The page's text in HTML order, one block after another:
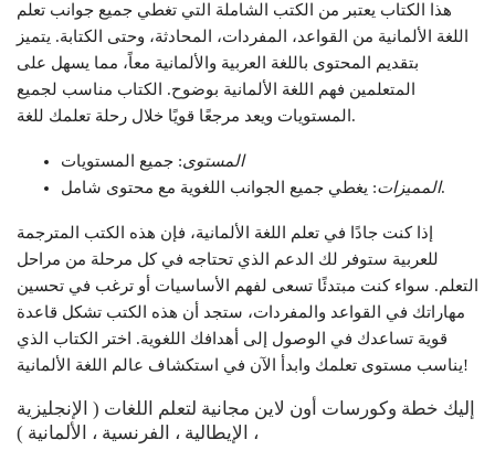
هذا الكتاب يعتبر من الكتب الشاملة التي تغطي جميع جوانب تعلم
اللغة الألمانية من القواعد، المفردات، المحادثة، وحتى الكتابة. يتميز
بتقديم المحتوى باللغة العربية والألمانية معاً، مما يسهل على
المتعلمين فهم اللغة الألمانية بوضوح. الكتاب مناسب لجميع
المستويات ويعد مرجعًا قويًا خلال رحلة تعلمك للغة.
المستوى: جميع المستويات
المميزات: يغطي جميع الجوانب اللغوية مع محتوى شامل.
إذا كنت جادًا في تعلم اللغة الألمانية، فإن هذه الكتب المترجمة
للعربية ستوفر لك الدعم الذي تحتاجه في كل مرحلة من مراحل
التعلم. سواء كنت مبتدئًا تسعى لفهم الأساسيات أو ترغب في تحسين
مهاراتك في القواعد والمفردات، ستجد أن هذه الكتب تشكل قاعدة
قوية تساعدك في الوصول إلى أهدافك اللغوية. اختر الكتاب الذي
يناسب مستوى تعلمك وابدأ الآن في استكشاف عالم اللغة الألمانية!
إليك خطة وكورسات أون لاين مجانية لتعلم اللغات ( الإنجليزية
، الإيطالية ، الفرنسية ، الألمانية )